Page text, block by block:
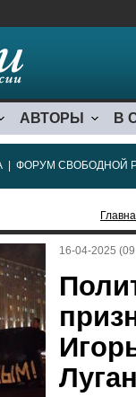
АВТОРЫ В
ФОРУМ СВОБОДНОЙ
16-04-2025